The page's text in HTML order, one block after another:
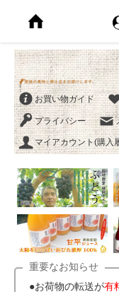
お買い物ガイド
プライバシー
マイアカウント(購入
重要なお知らせ
●お荷物の転送が有